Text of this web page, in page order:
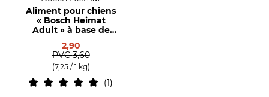
Aliment pour chiens
« Bosch Heimat
Adult » à base de
2,90
PVC 3,60
(7,25 / 1 kg)
1